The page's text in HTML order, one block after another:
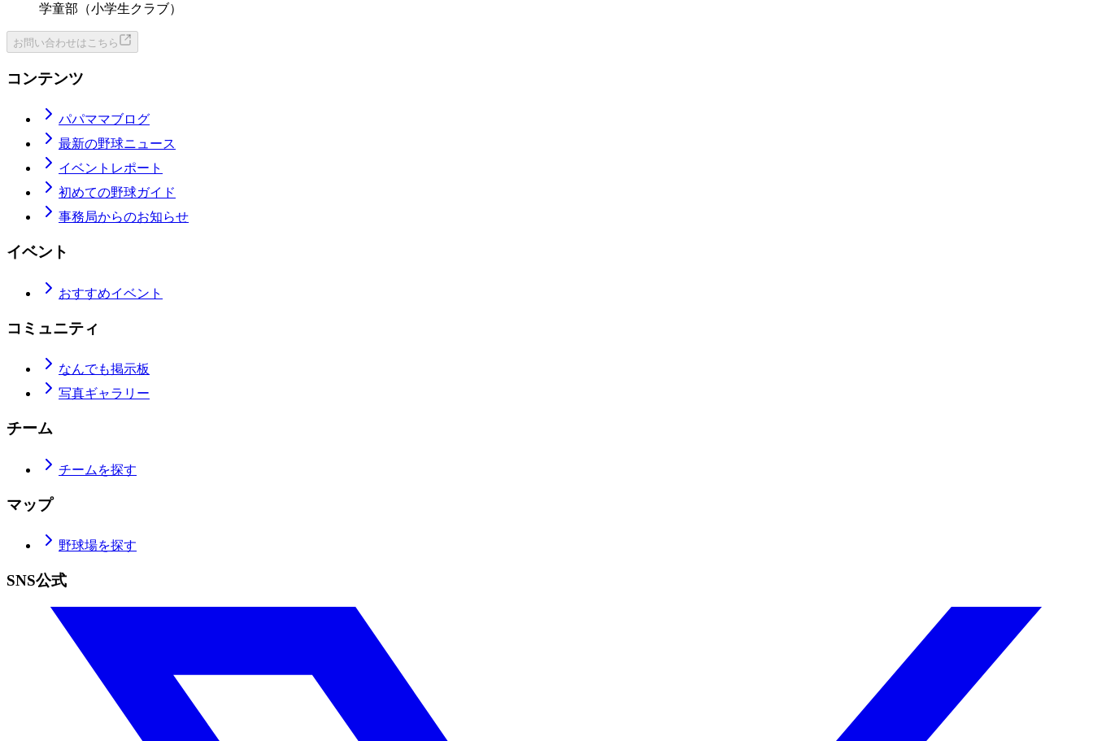
学童部（小学生クラブ）
お問い合わせはこちら
コンテンツ
パパママブログ
最新の野球ニュース
イベントレポート
初めての野球ガイド
事務局からのお知らせ
イベント
おすすめイベント
コミュニティ
なんでも掲示板
写真ギャラリー
チーム
チームを探す
マップ
野球場を探す
SNS公式